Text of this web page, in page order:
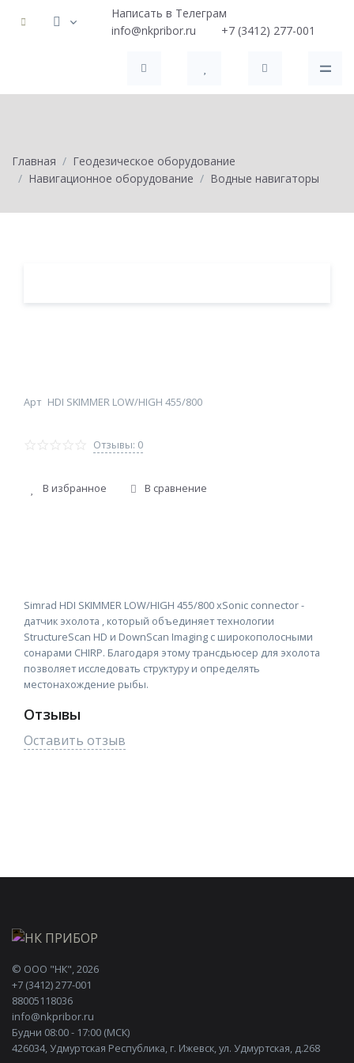
Написать в Телеграм
info@nkpribor.ru
+7 (3412) 277-001
Главная
Геодезическое оборудование
Навигационное оборудование
Водные навигаторы
Арт HDI SKIMMER LOW/HIGH 455/800
Отзывы: 0
В избранное В сравнение
Simrad HDI SKIMMER LOW/HIGH 455/800 xSonic connector -
датчик эхолота , который объединяет технологии
StructureScan HD и DownScan Imaging с широкополосными
сонарами CHIRP. Благодаря этому трансдьюсер для эхолота
позволяет исследовать структуру и определять
местонахождение рыбы.
Отзывы
Оставить отзыв
© ООО "НК", 2026
+7 (3412) 277-001
88005118036
info@nkpribor.ru
Будни 08:00 - 17:00 (МСК)
426034, Удмуртская Республика, г. Ижевск, ул. Удмуртская, д.268